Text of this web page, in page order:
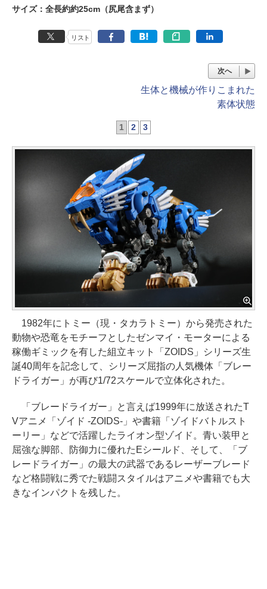
サイズ：全長約約25cm（尻尾含まず）
リスト
次へ
生体と機械が作りこまれた
素体状態
1 2 3
1982年にトミー（現・タカラトミー）から発売された
動物や恐竜をモチーフとしたゼンマイ・モーターによる
稼働ギミックを有した組立キット「ZOIDS」シリーズ生
誕40周年を記念して、シリーズ屈指の人気機体「ブレー
ドライガー」が再び1/72スケールで立体化された。
「ブレードライガー」と言えば1999年に放送されたT
Vアニメ「ゾイド -ZOIDS-」や書籍「ゾイドバトルスト
ーリー」などで活躍したライオン型ゾイド。青い装甲と
屈強な脚部、防御力に優れたEシールド、そして、「ブ
レードライガー」の最大の武器であるレーザーブレード
など格闘戦に秀でた戦闘スタイルはアニメや書籍でも大
きなインパクトを残した。